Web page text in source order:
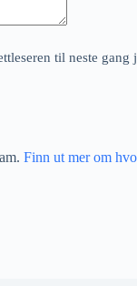
til neste gang
Finn ut mer om